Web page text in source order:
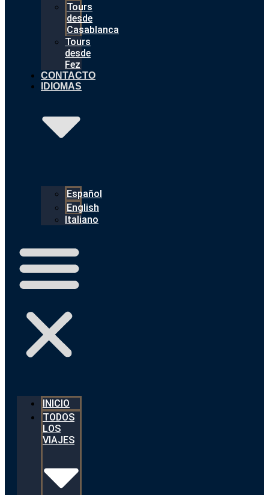
Tours
desde
Casablanca
Tours
desde
Fez
CONTACTO
IDIOMAS
Español
English
Italiano
INICIO
TODOS
LOS
VIAJES